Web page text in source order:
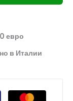
евро
в Италии